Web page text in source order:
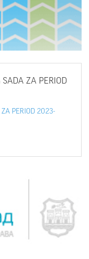
SADA ZA PERIOD
ZA PERIOD 2023-